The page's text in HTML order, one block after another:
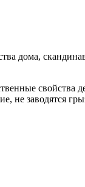
дома,
свойства
не заводятся